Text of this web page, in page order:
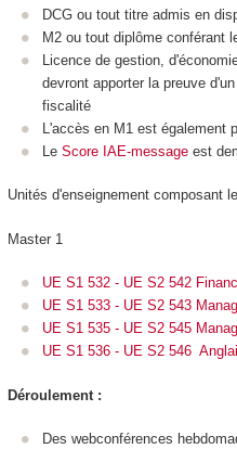
DCG ou tout titre admis en
M2 ou tout diplôme conférant
Licence de gestion,
devront apporter la preuve
fiscalité
L'accès en M1 est également
Le Score IAE-message est
Unités d'enseignement composant
Master 1
UE S1 532 - UE S2 542
UE S1 533 - UE S2 543
UE S1 535 - UE S2 545
UE S1 536 - UE S2 546
Déroulement :
Des webconférences